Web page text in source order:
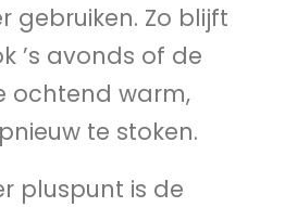
gebruiken. Zo blijft
’s avonds of de
ochtend warm,
te stoken.
pluspunt is de